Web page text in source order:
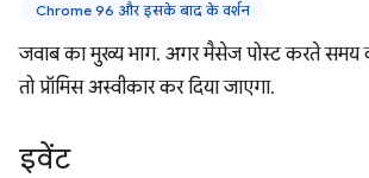
Chrome 96 और इसके बाद के वर्शन
जवाब का मुख्य भाग. अगर मैसेज पोस्ट करते समय
तो प्रॉमिस अस्वीकार कर दिया जाएगा.
इवेंट